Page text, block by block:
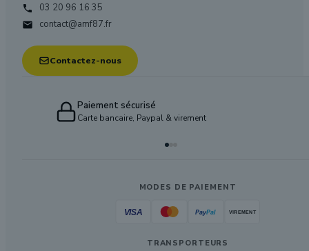
 03 20 96 16 35
 contact@amf87.fr
Contactez-nous
Paiement sécurisé
Carte bancaire, Paypal & virement
MODES DE PAIEMENT
TRANSPORTEURS